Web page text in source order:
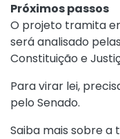
Próximos passos
O projeto tramita
será analisado
Constituição e
Para virar lei,
pelo Senado.
Saiba mais sobre